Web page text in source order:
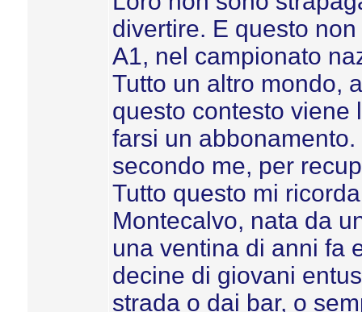
divertire. E questo
A1, nel campionato
Tutto un altro mondo,
questo contesto viene
farsi un
secondo me, per
Tutto questo mi
Montecalvo, nata da
una ventina di anni fa
decine di giovani
strada o dai bar, o